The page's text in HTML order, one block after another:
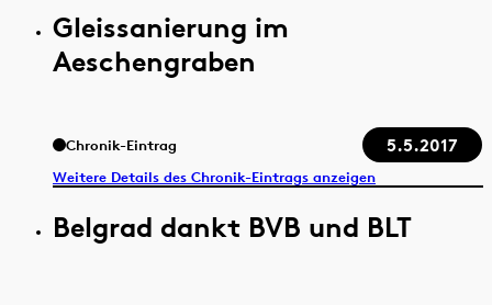
Gleissanierung im
Aeschengraben
Chronik-Eintrag 5.5.2017
Weitere Details des Chronik-Eintrags anzeigen
Belgrad dankt BVB und BLT